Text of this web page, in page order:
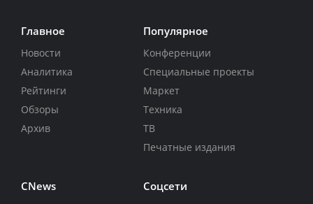
Главное
Новости
Аналитика
Рейтинги
Обзоры
Архив
Популярное
Конференции
Специальные проекты
Маркет
Техника
ТВ
Печатные издания
CNews Соцсети